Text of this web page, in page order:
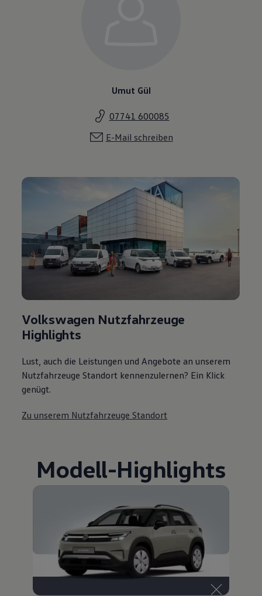
Umut Gül
07741 600085
E-Mail schreiben
Volkswagen Nutzfahrzeuge
Highlights
Lust, auch die Leistungen und Angebote an unserem
Nutzfahrzeuge Standort kennenzulernen? Ein Klick
genügt.
Zu unserem Nutzfahrzeuge Standort
Modell-Highlights